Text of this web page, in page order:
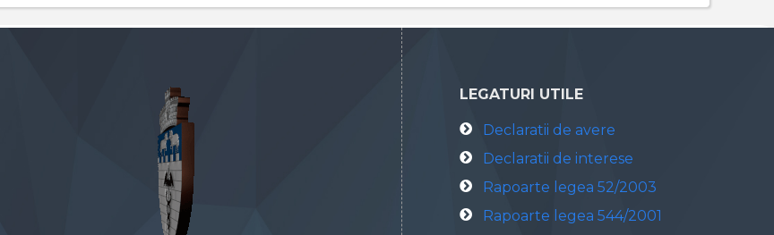
LEGATURI UTILE
Declaratii de avere
Declaratii de interese
Rapoarte legea 52/2003
Rapoarte legea 544/2001